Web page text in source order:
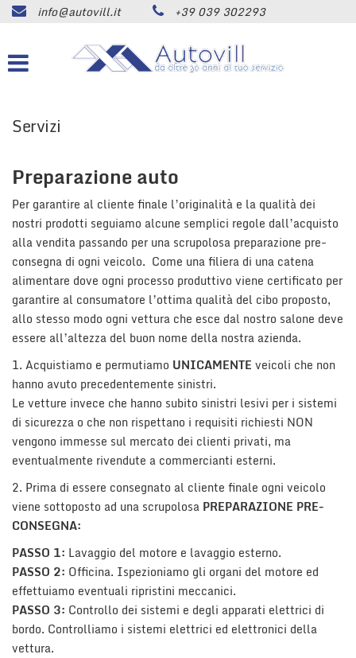
AZIENDA
SERVIZI
ASSISTENZA
CONTATTI
AREA COMMERCIANTI
info@autovill.it +39 039 302293
Servizi
Preparazione auto
Per garantire al cliente finale l’originalità e la qualità dei
nostri prodotti seguiamo alcune semplici regole dall’acquisto
alla vendita passando per una scrupolosa preparazione pre-
consegna di ogni veicolo. Come una filiera di una catena
alimentare dove ogni processo produttivo viene certificato per
garantire al consumatore l’ottima qualità del cibo proposto,
allo stesso modo ogni vettura che esce dal nostro salone deve
essere all’altezza del buon nome della nostra azienda.
1. Acquistiamo e permutiamo UNICAMENTE veicoli che non
hanno avuto precedentemente sinistri.
Le vetture invece che hanno subito sinistri lesivi per i sistemi
di sicurezza o che non rispettano i requisiti richiesti NON
vengono immesse sul mercato dei clienti privati, ma
eventualmente rivendute a commercianti esterni.
2. Prima di essere consegnato al cliente finale ogni veicolo
viene sottoposto ad una scrupolosa PREPARAZIONE PRE-
CONSEGNA:
PASSO 1: Lavaggio del motore e lavaggio esterno.
PASSO 2: Officina. Ispezioniamo gli organi del motore ed
effettuiamo eventuali ripristini meccanici.
PASSO 3: Controllo dei sistemi e degli apparati elettrici di
bordo. Controlliamo i sistemi elettrici ed elettronici della
vettura.
preferenze
di
Il
ti
consente
di
esprimere
le
tue
preferenze
di
consenso
alle
tecnologie
di
tracciamento
che
adottiamo
per
offrire
le
funzionalità
svolgere
le
attività
seguito
descritte.
Per
ottenere
maggiori
informazioni
sull'utilità